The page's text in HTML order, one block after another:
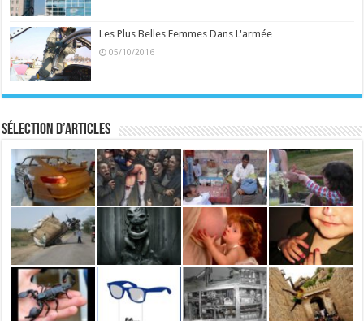
Les Plus Belles Femmes Dans L'armée
05/10/2016
Sélection d’articles